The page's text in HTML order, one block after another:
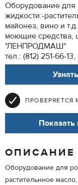
Оборудование
жидкости:-
майонез, вино и
моющие средства,
"ЛЕНПРОДМАШ"
тел.: (812) 251-66-
ПРОВЕРЯЕТСЯ
Показать
ОПИСАНИЕ
Оборудование для
растительнное